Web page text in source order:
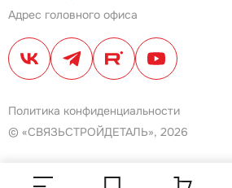
Адрес головного офиса
Политика конфиденциальности
© «СВЯЗЬСТРОЙДЕТАЛЬ», 2026